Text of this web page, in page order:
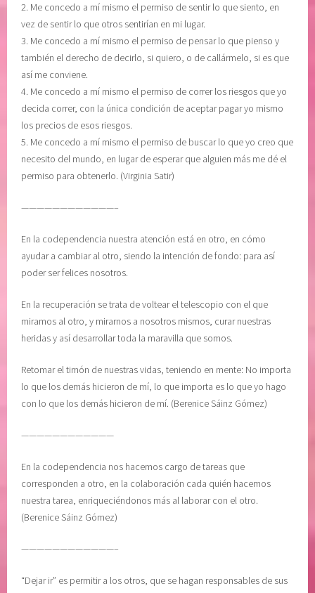
2. Me concedo a mí mismo el permiso de sentir lo que siento, en
vez de sentir lo que otros sentirían en mi lugar.
3. Me concedo a mí mismo el permiso de pensar lo que pienso y
también el derecho de decirlo, si quiero, o de callármelo, si es que
así me conviene.
4. Me concedo a mí mismo el permiso de correr los riesgos que yo
decida correr, con la única condición de aceptar pagar yo mismo
los precios de esos riesgos.
5. Me concedo a mí mismo el permiso de buscar lo que yo creo que
necesito del mundo, en lugar de esperar que alguien más me dé el
permiso para obtenerlo. (Virginia Satir)
————————————–
En la codependencia nuestra atención está en otro, en cómo
ayudar a cambiar al otro, siendo la intención de fondo: para así
poder ser felices nosotros.
En la recuperación se trata de voltear el telescopio con el que
miramos al otro, y mirarnos a nosotros mismos, curar nuestras
heridas y así desarrollar toda la maravilla que somos.
Retomar el timón de nuestras vidas, teniendo en mente: No importa
lo que los demás hicieron de mí, lo que importa es lo que yo hago
con lo que los demás hicieron de mí. (Berenice Sáinz Gómez)
————————————
En la codependencia nos hacemos cargo de tareas que
corresponden a otro, en la colaboración cada quién hacemos
nuestra tarea, enriqueciéndonos más al laborar con el otro.
(Berenice Sáinz Gómez)
————————————–
“Dejar ir” es permitir a los otros, que se hagan responsables de sus